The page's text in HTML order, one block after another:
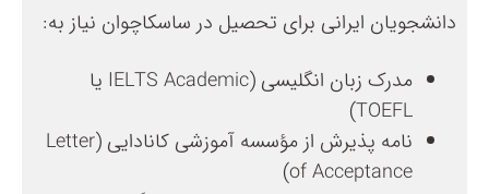
دانشجویان ایرانی برای تحصیل در ساسکاچوان نیاز به:
مدرک زبان انگلیسی (IELTS Academic یا
TOEFL)
نامه پذیرش از مؤسسه آموزشی کانادایی (Letter
of Acceptance)